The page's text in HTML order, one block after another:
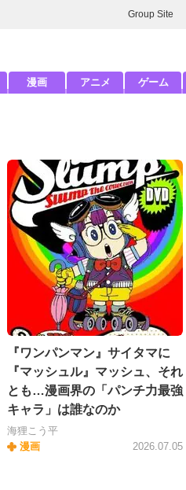
Group Site
漫画 アニメ ゲーム
『ワンパンマン』サイタマに
『マッシュル』マッシュ、それ
とも…漫画界の「パンチ力最強
キャラ」は誰なのか
海狸こう平
漫画
2026.07.05